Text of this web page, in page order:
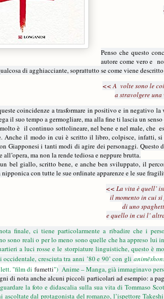
Penso che questo
autore come vero e
di agghiacciante, soprattutto se come viene
<< A volte sono le
a stravolgere
coincidenze a trasformare in positivo e in negativo
il suo tempo a germogliare, ma alla fine ti lascia un
è il continuo sottolineare, nel bene e nel male, che
Anche il modo in cui è scritto il libro, colpisce, infatti,
Giapponesi i tanti modi di agire dei personaggi.
all’opera, ma non la rende tediosa e neppure brutta.
bel giallo, scritto bene, e anche ben sviluppato, il
con tutte le sue ordinate apparenze e le sue
<< La vita è quell’
il momento in cui
di uno
e quello in cui l’
finale, ci tiene particolarmente a ribadire che i
sono reali o per lo meno sono quelle che ha appreso
a luci rosse e le storpiature linguistiche, questo è
cresciuta tra anni ’80 e 90’ con gli
lett. "film di fumetti") Anime – Manga, già immaginavo
di nota anche alcuni piccoli particolari ad esempio: a
la foto e didascalia sulla sua vita di Tommaso
ascoltate dal protagonista del romanzo, l’ispettore